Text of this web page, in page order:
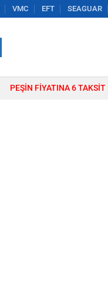
VMC EFT SEAGUAR
PEŞIN FIYATINA 6 TAKSIT